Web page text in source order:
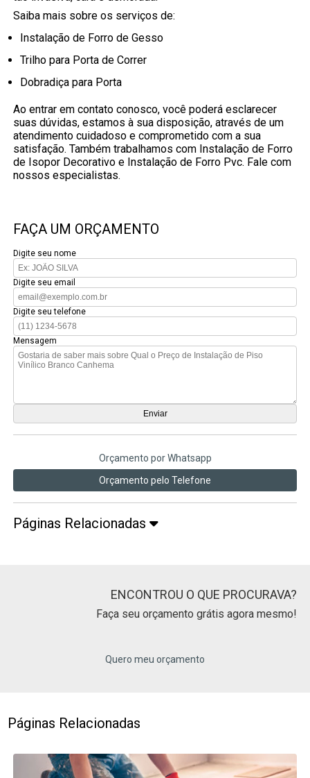
Saiba mais sobre os serviços de:
Instalação de Forro de Gesso
Trilho para Porta de Correr
Dobradiça para Porta
Ao entrar em contato conosco, você poderá esclarecer
suas dúvidas, estamos à sua disposição, através de um
atendimento cuidadoso e comprometido com a sua
satisfação. Também trabalhamos com Instalação de Forro
de Isopor Decorativo e Instalação de Forro Pvc. Fale com
nossos especialistas.
FAÇA UM ORÇAMENTO
Digite seu nome
Digite seu email
Digite seu telefone
Mensagem
Orçamento por Whatsapp
Orçamento pelo Telefone
Páginas Relacionadas
ENCONTROU O QUE PROCURAVA?
Faça seu orçamento grátis agora mesmo!
Quero meu orçamento
Páginas Relacionadas